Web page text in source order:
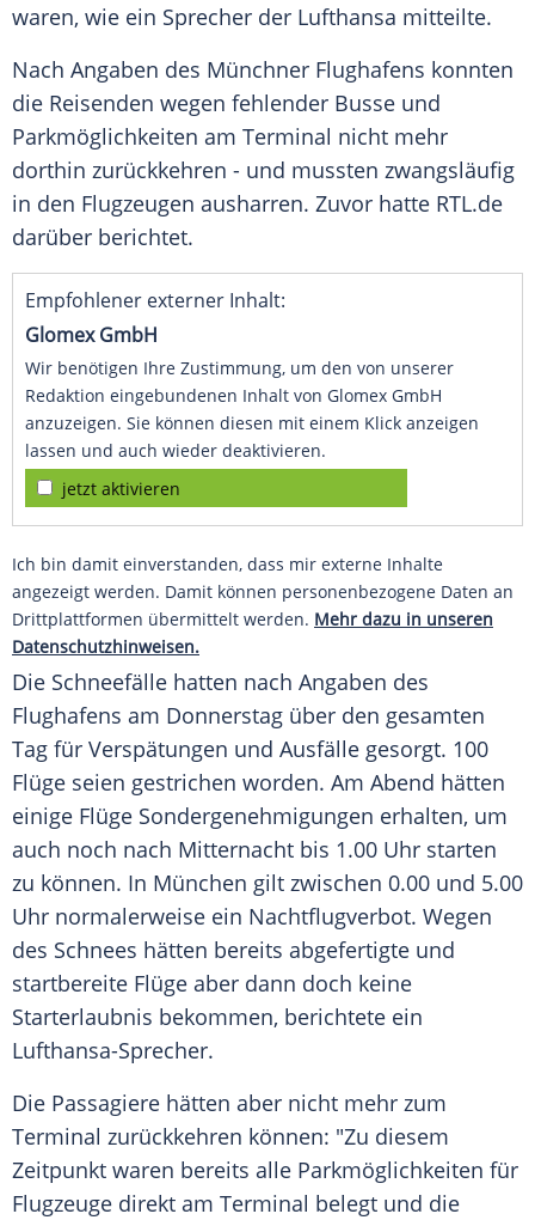
waren, wie ein Sprecher der Lufthansa mitteilte.
Nach Angaben des Münchner Flughafens konnten
die Reisenden wegen fehlender Busse und
Parkmöglichkeiten am Terminal nicht mehr
dorthin zurückkehren - und mussten zwangsläufig
in den Flugzeugen ausharren. Zuvor hatte RTL.de
darüber berichtet.
Empfohlener externer Inhalt:
Glomex GmbH
Wir benötigen Ihre Zustimmung, um den von unserer
Redaktion eingebundenen Inhalt von Glomex GmbH
anzuzeigen. Sie können diesen mit einem Klick anzeigen
lassen und auch wieder deaktivieren.
jetzt aktivieren
Ich bin damit einverstanden, dass mir externe Inhalte
angezeigt werden. Damit können personenbezogene Daten an
Drittplattformen übermittelt werden. Mehr dazu in unseren
Datenschutzhinweisen.
Die Schneefälle hatten nach Angaben des
Flughafens am Donnerstag über den gesamten
Tag für Verspätungen und Ausfälle gesorgt. 100
Flüge seien gestrichen worden. Am Abend hätten
einige Flüge Sondergenehmigungen erhalten, um
auch noch nach Mitternacht bis 1.00 Uhr starten
zu können. In München gilt zwischen 0.00 und 5.00
Uhr normalerweise ein Nachtflugverbot. Wegen
des Schnees hätten bereits abgefertigte und
startbereite Flüge aber dann doch keine
Starterlaubnis bekommen, berichtete ein
Lufthansa-Sprecher.
Die Passagiere hätten aber nicht mehr zum
Terminal zurückkehren können: "Zu diesem
Zeitpunkt waren bereits alle Parkmöglichkeiten für
Flugzeuge direkt am Terminal belegt und die